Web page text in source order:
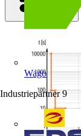
Wago
Industriepartner 9